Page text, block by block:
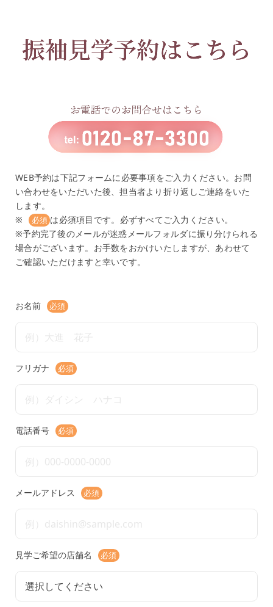
WEB予約は下記フォームに必要事項をご入力ください。お問
い合わせをいただいた後、担当者より折り返しご連絡をいた
します。
※
必須 は必須項目です。必ずすべてご入力ください。
※予約完了後のメールが迷惑メールフォルダに振り分けられる
場合がございます。お手数をおかけいたしますが、あわせて
ご確認いただけますと幸いです。
お名前 必須
フリガナ 必須
電話番号 必須
メールアドレス 必須
見学ご希望の店舗名 必須